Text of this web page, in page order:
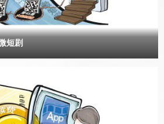
人财产实施查封、冻结和扣押等强制措
害了市场主体的合法权益，是对淳安营商
护原则，让民营企业通过重整带来的希望
号裁定（2023年2月18号才收到），错误
有约定不具备恢复条件的（2020）浙
书。该裁定不仅违反了《企业破产法》第
违背了最基本的信赖保护原则，让平等市
人介绍接触到这个“机会”，对方声称保证
。由于不熟悉智能手机的操作，他去银行
7万元现金，打算把这20万元一起交给对
诈骗，钱进去就出不来了！”民警说。
，李大爷终于意识到自己遇到了骗子。
，所谓“投资”APP、“内部投资群”都是精心
伴随着风险，‘稳定、高收益、高回报’的
用话术，通过暴利诱惑套取本金，不要下
短剧